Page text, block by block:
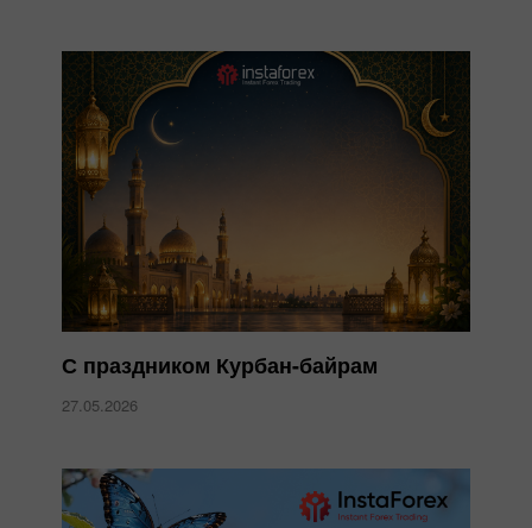
С праздником Курбан-байрам
27.05.2026